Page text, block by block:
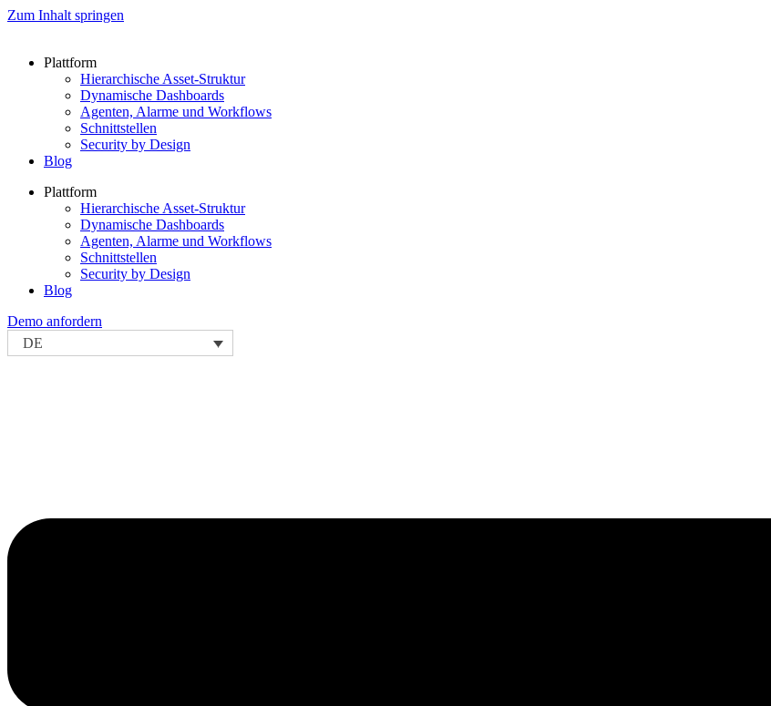
Zum Inhalt springen
Plattform
Hierarchische Asset-Struktur
Dynamische Dashboards
Agenten, Alarme und Workflows
Schnittstellen
Security by Design
Blog
Plattform
Hierarchische Asset-Struktur
Dynamische Dashboards
Agenten, Alarme und Workflows
Schnittstellen
Security by Design
Blog
Demo anfordern
DE